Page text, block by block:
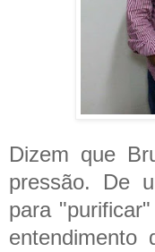
Dizem que
pressão. De
para
entendimento